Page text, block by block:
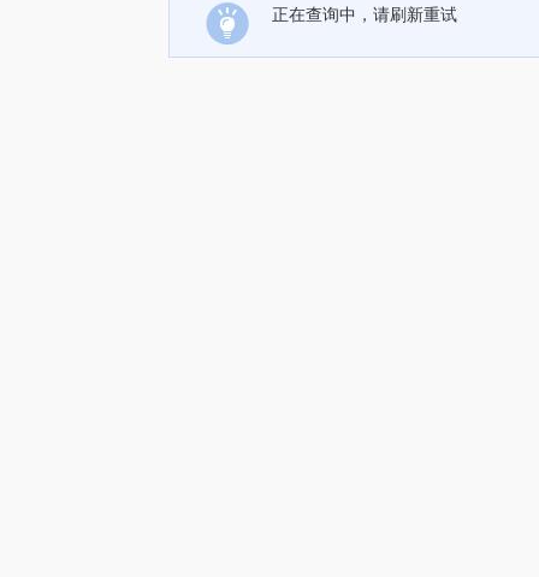
正在查询中，请刷新重试